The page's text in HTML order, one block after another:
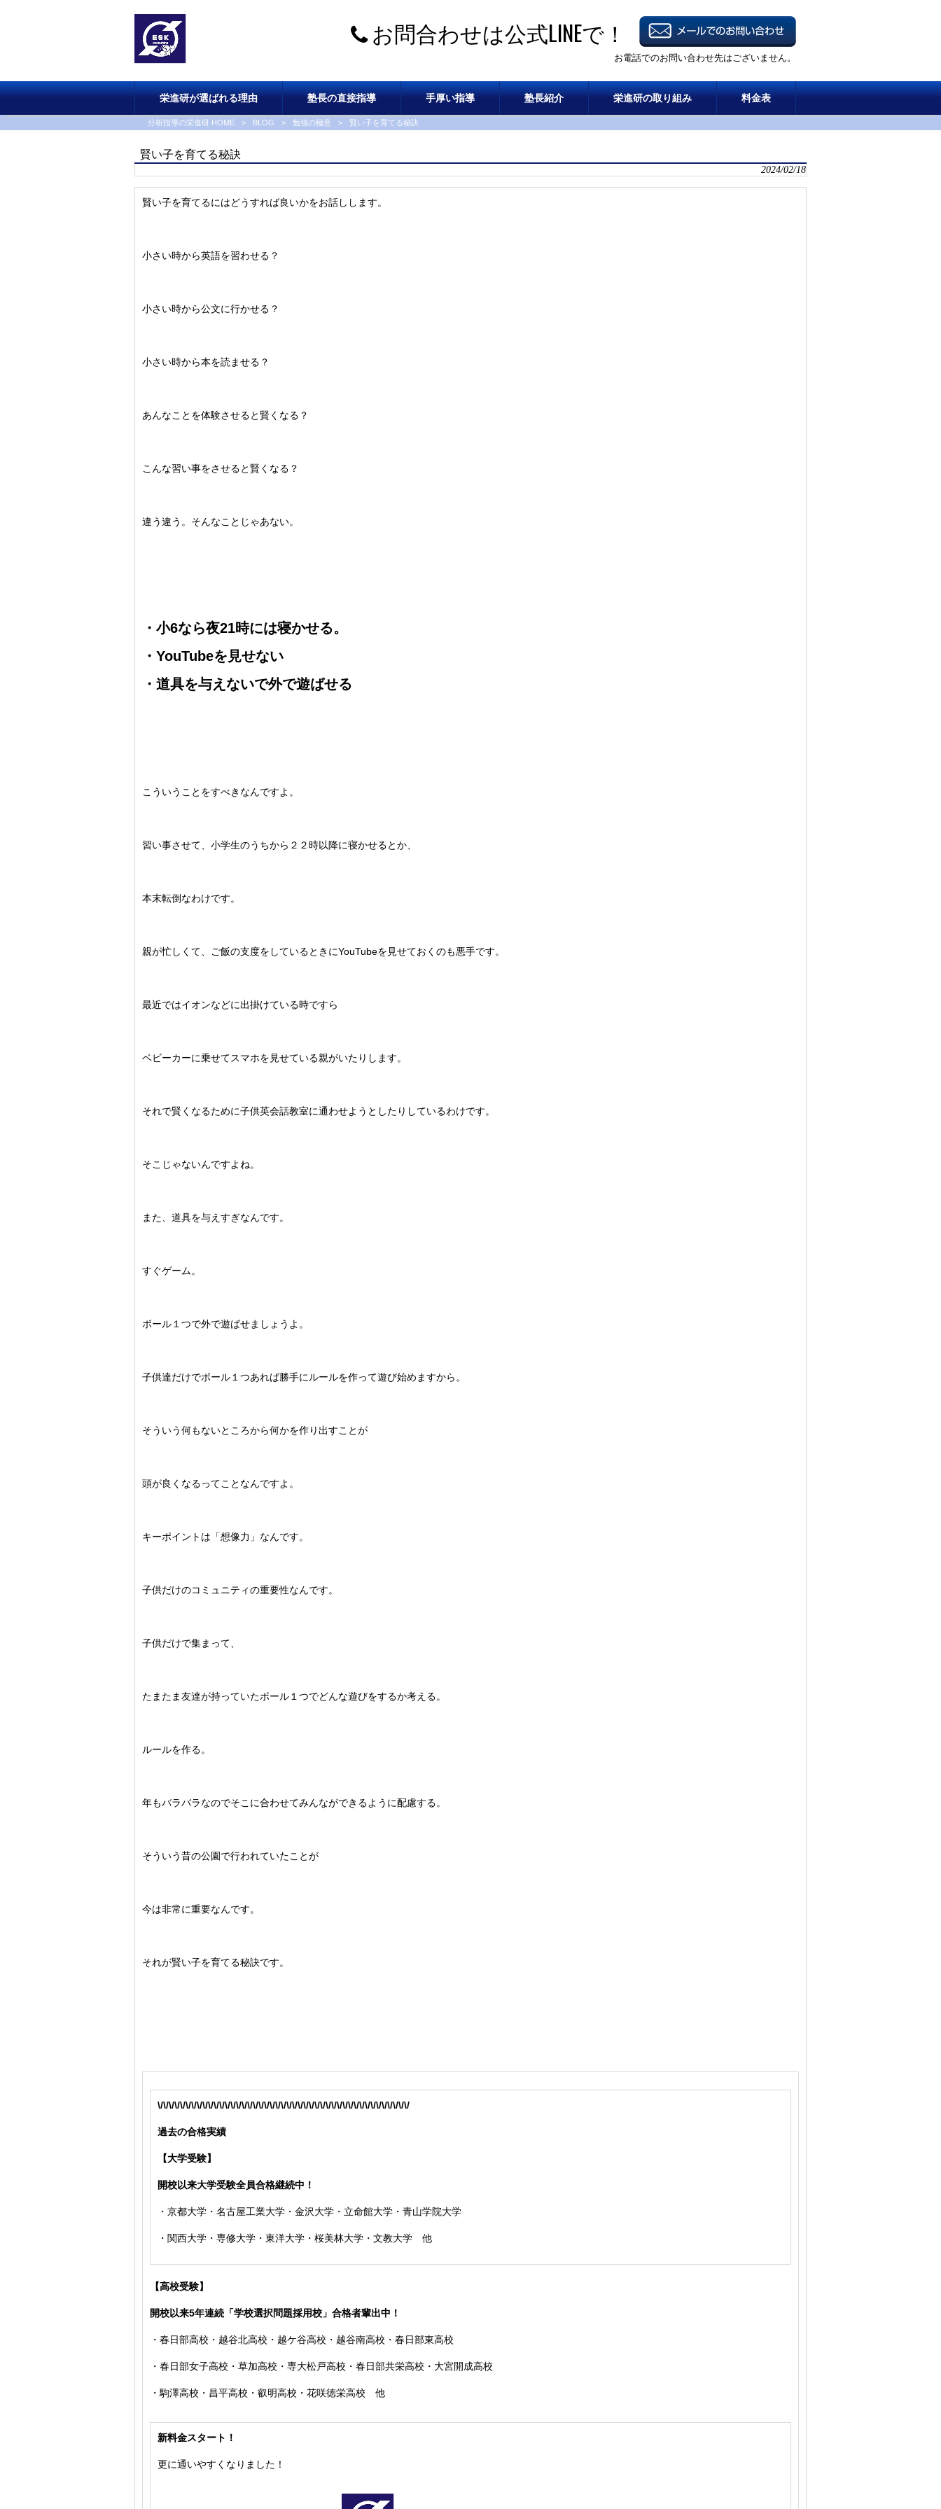
お問合わせは公式LINEで！
お電話でのお問い合わせ先はございません。
栄進研が選ばれる理由 塾長の直接指導 手厚い指導 塾長紹介 栄進研の取り組み 料金表
分析指導の栄進研 HOME > BLOG > 勉強の極意 > 賢い子を育てる秘訣
賢い子を育てる秘訣
2024/02/18
賢い子を育てるにはどうすれば良いかをお話しします。
小さい時から英語を習わせる？
小さい時から公文に行かせる？
小さい時から本を読ませる？
あんなことを体験させると賢くなる？
こんな習い事をさせると賢くなる？
違う違う。そんなことじゃあない。
・小6なら夜21時には寝かせる。
・YouTubeを見せない
・道具を与えないで外で遊ばせる
こういうことをすべきなんですよ。
習い事させて、小学生のうちから２２時以降に寝かせるとか、
本末転倒なわけです。
親が忙しくて、ご飯の支度をしているときにYouTubeを見せておくのも悪手です。
最近ではイオンなどに出掛けている時ですら
ベビーカーに乗せてスマホを見せている親がいたりします。
それで賢くなるために子供英会話教室に通わせようとしたりしているわけです。
そこじゃないんですよね。
また、道具を与えすぎなんです。
すぐゲーム。
ボール１つで外で遊ばせましょうよ。
子供達だけでボール１つあれば勝手にルールを作って遊び始めますから。
そういう何もないところから何かを作り出すことが
頭が良くなるってことなんですよ。
キーポイントは「想像力」なんです。
子供だけのコミュニティの重要性なんです。
子供だけで集まって、
たまたま友達が持っていたボール１つでどんな遊びをするか考える。
ルールを作る。
年もバラバラなのでそこに合わせてみんなができるように配慮する。
そういう昔の公園で行われていたことが
今は非常に重要なんです。
それが賢い子を育てる秘訣です。
\/\/\/\/\/\/\/\/\/\/\/\/\/\/\/\/\/\/\/\/\/\/\/\/\/\/\/\/\/\/\/\/\/\/\/\/\/\/\/\/\/\/\/\/\/
過去の合格実績
【大学受験】
開校以来大学受験全員合格継続中！
・京都大学・名古屋工業大学・金沢大学・立命館大学・青山学院大学
・関西大学・専修大学・東洋大学・桜美林大学・文教大学 他
【高校受験】
開校以来5年連続「学校選択問題採用校」合格者輩出中！
・春日部高校・越谷北高校・越ケ谷高校・越谷南高校・春日部東高校
・春日部女子高校・草加高校 ・専大松戸高校 ・春日部共栄高校 ・大宮開成高校
・駒澤高校・昌平高校・叡明高校・花咲徳栄高校 他
新料金スタート！
更に通いやすくなりました！